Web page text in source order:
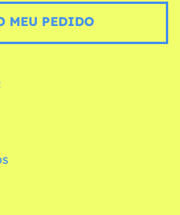
MEU PEDIDO